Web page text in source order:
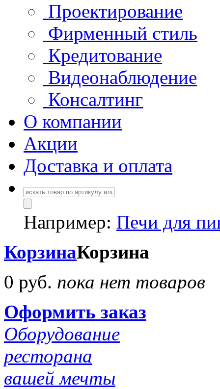
Проектирование
Фирменный стиль
Кредитование
Видеонаблюдение
Консалтинг
О компании
Акции
Доставка и оплата
Например: Печи для
КорзинаКорзина
0 руб. пока нет товаров
Оформить заказ
Оборудование
ресторана
вашей мечты